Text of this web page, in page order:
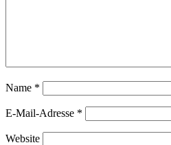
Name *
E-Mail-Adresse *
Website